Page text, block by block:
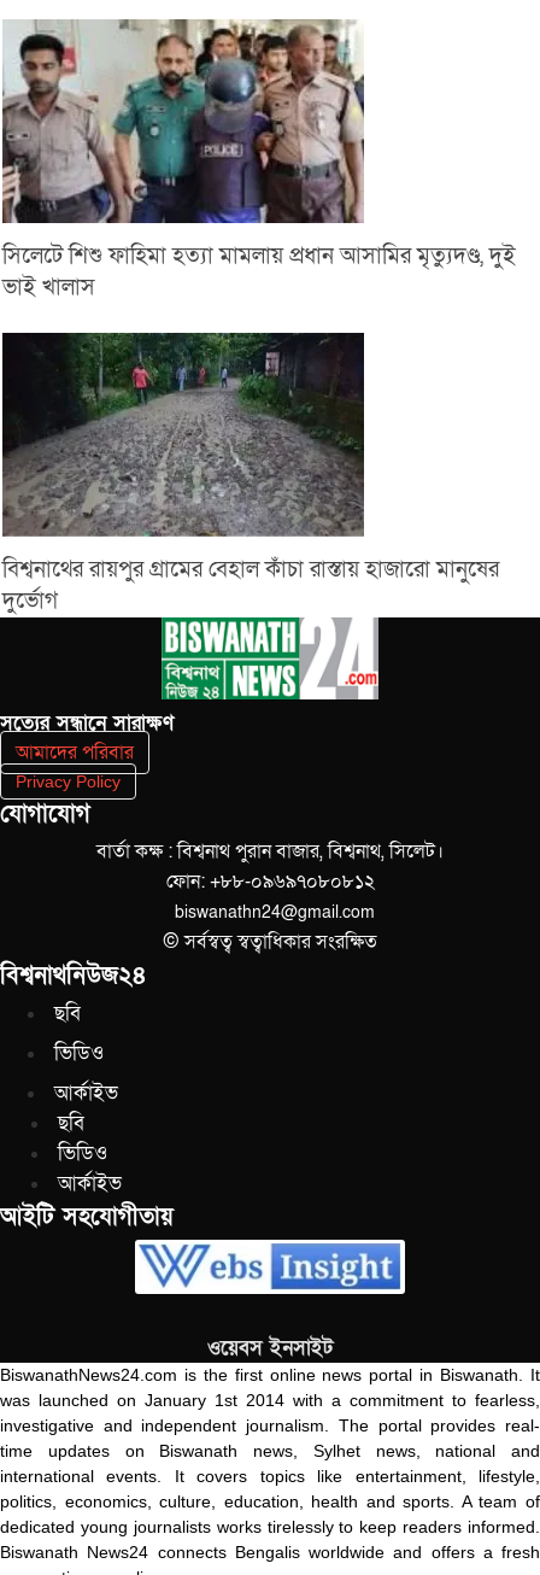
সিলেটে শিশু ফাহিমা হত্যা মামলায় প্রধান আসামির মৃত্যুদণ্ড, দুই
ভাই খালাস
বিশ্বনাথের রায়পুর গ্রামের বেহাল কাঁচা রাস্তায় হাজারো মানুষের
দুর্ভোগ
সত‌্যের সন্ধানে সারাক্ষণ
আমাদের পরিবার
Privacy Policy
যোগাযোগ
বার্তা কক্ষ : বিশ্বনাথ পুরান বাজার, বিশ্বনাথ, সিলেট।
ফোন: +৮৮-০৯৬৯৭০৮০৮১২
biswanathn24@gmail.com
© সর্বস্বত্ব স্বত্বাধিকার সংরক্ষিত
বিশ্বনাথনিউজ২৪
ছবি
ভিডিও
আর্কাইভ
ছবি
ভিডিও
আর্কাইভ
আইটি সহযোগীতায়
ওয়েবস ইনসাইট
BiswanathNews24.com is the first online news portal in Biswanath. It
was launched on January 1st 2014 with a commitment to fearless,
investigative and independent journalism. The portal provides real-
time updates on Biswanath news, Sylhet news, national and
international events. It covers topics like entertainment, lifestyle,
politics, economics, culture, education, health and sports. A team of
dedicated young journalists works tirelessly to keep readers informed.
Biswanath News24 connects Bengalis worldwide and offers a fresh